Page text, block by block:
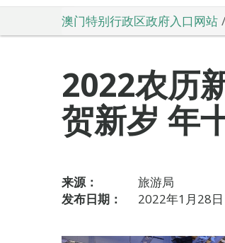
澳门特别行政区政府入口网站
2022农历
贺新岁 年
来源：
旅游局
发布日期：
2022年1月28